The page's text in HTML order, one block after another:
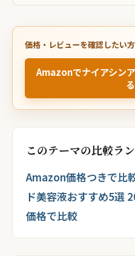
価格・レビューを確認したい
Amazonでナイアシン
このテーマの比較ラ
Amazon価格つきで比
ド美容液おすすめ5選
価格で比較